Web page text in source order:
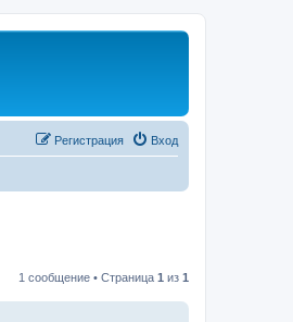
Вход
Регистрация
1 сообщение • Страница 1 из 1